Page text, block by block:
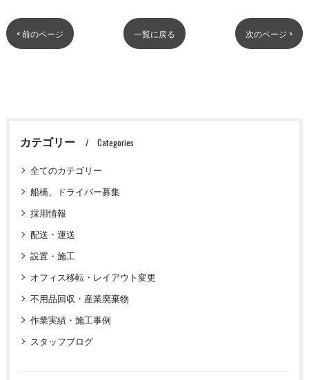
< 前のページ 一覧に戻る 次のページ >
カテゴリー Categories
全てのカテゴリー
船橋、ドライバー募集
採用情報
配送・運送
設置・施工
オフィス移転・レイアウト変更
不用品回収・産業廃棄物
作業実績・施工事例
スタッフブログ